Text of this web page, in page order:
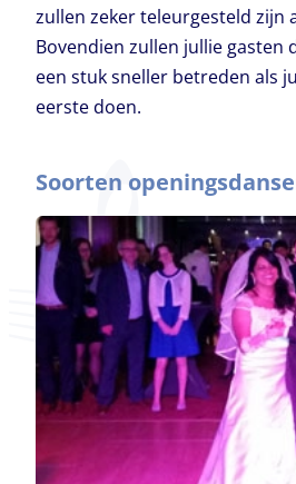
zullen zeker teleurgesteld zijn
Bovendien zullen jullie gasten
een stuk sneller betreden als
eerste doen.
Soorten